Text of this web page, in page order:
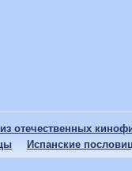
отечественных
Испанские